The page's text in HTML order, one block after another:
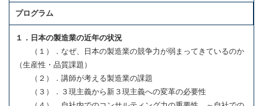
プログラム
１．日本の製造業の近年の状況
（１）．なぜ、日本の製造業の競争力が弱まってきているのか
（生産性・品質課題）
（２）．講師が考える製造業の課題
（３）．３現主義から新３現主義への変革の必要性